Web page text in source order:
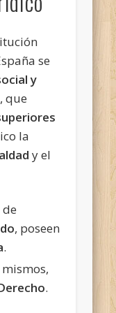
se
y
, que
la
y el
, poseen
.
.